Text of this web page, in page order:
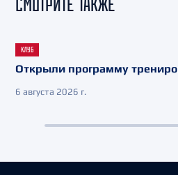
КЛУБ
Открыли программу
6 августа 2026 г.